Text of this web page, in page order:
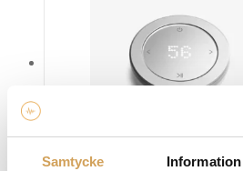
Samtycke Information